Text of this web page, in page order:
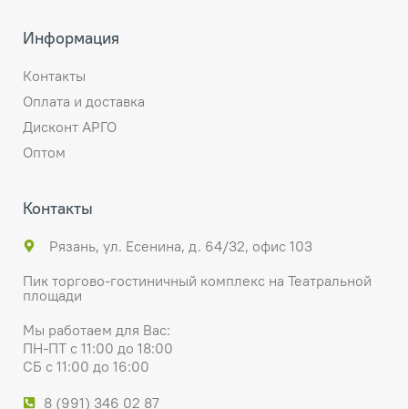
Информация
Контакты
Оплата и доставка
Дисконт АРГО
Оптом
Контакты
Рязань, ул. Есенина, д. 64/32, офис 103
Пик торгово-гостиничный комплекс на Театральной
площади
Мы работаем для Вас:
ПН-ПТ с 11:00 до 18:00
СБ с 11:00 до 16:00
8 (991) 346 02 87